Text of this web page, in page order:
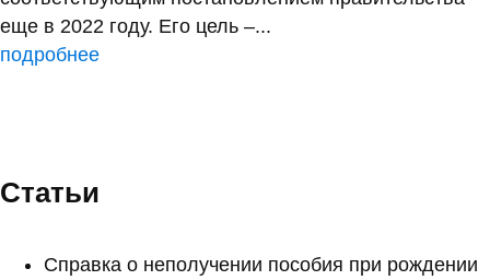
еще в 2022 году. Его цель –...
подробнее
Статьи
Справка о неполучении пособия при рождении